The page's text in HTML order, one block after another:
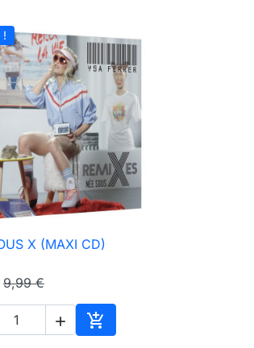
!
 Aperçu rapide
X (MAXI CD)
9,99 €
 
Ajouter au panier